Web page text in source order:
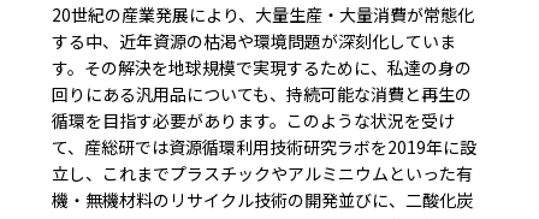
20世紀の産業発展により、大量生産・大量消費が常態化
する中、近年資源の枯渇や環境問題が深刻化していま
す。その解決を地球規模で実現するために、私達の身の
回りにある汎用品についても、持続可能な消費と再生の
循環を目指す必要があります。このような状況を受け
て、産総研では資源循環利用技術研究ラボを2019年に設
立し、これまでプラスチックやアルミニウムといった有
機・無機材料のリサイクル技術の開発並びに、二酸化炭